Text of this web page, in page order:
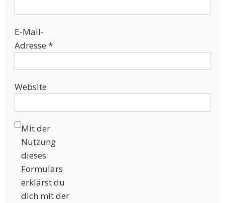
E-Mail-
Adresse *
Website
Mit der
Nutzung
dieses
Formulars
erklärst du
dich mit der